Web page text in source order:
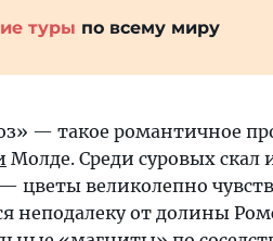
туры по всему миру
— такое романтичное
Молде. Среди суровых
цветы великолепно
неподалеку от долины